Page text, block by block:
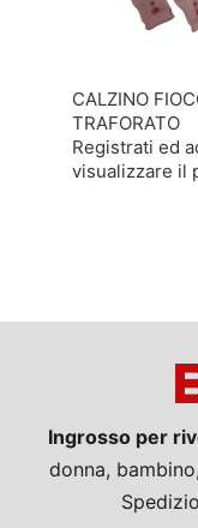
CALZINO
TRAFORATO
Registrati ed
visualizzare il
Ingrosso per
donna,